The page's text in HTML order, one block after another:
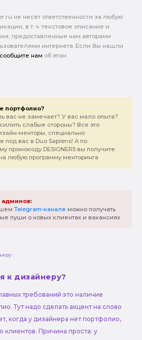
не несет ответственности за любую
в т. ч. текстовое описание и
предоставленные нам авторами
интернета. Если Вы нашли
сообщите нам об этом.
портфолио?
вас не замечает? У вас мало опыта?
слабые стороны? Все это
менторы, специально
под вас в Duo Sapiens! А по
промокоду DESIGNER5 вы получите
на любую программу менторинга
админов:
Telegram-канале можно получать
пуши о новых клиентах и вакансиях
к дизайнеру?
требований это наличие
Тут надо сделать акцент на слово
когда у дизайнера нет портфолио,
Причина проста: у